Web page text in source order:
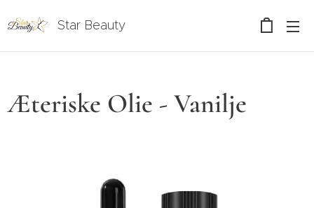
Star Beauty
Æteriske Olie - Vanilje